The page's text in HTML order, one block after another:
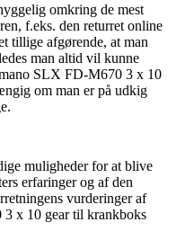
omkring de mest
f.eks. den returret online
tillige afgørende, at man
man altid vil kunne
SLX FD-M670 3 x 10
om man er på udkig
muligheder for at blive
erfaringer og af den
vurderinger af
x 10 gear til krankboks